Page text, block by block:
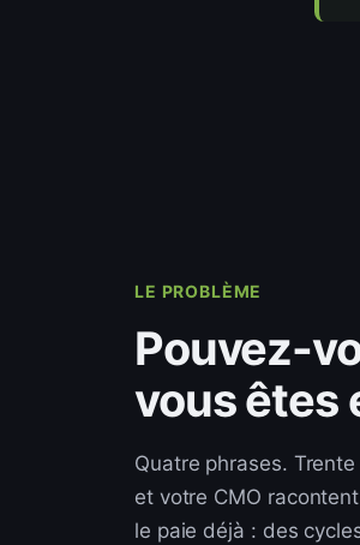
LE PROBLÈME
Pouvez-
vous êtes
Quatre phrases.
et votre CMO
le paie déjà : des